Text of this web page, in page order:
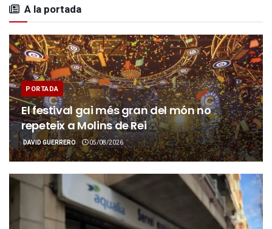
A la portada
PORTADA
El festival gai més gran del món no
repeteix a Molins de Rei
DAVID GUERRERO 05/08/2026